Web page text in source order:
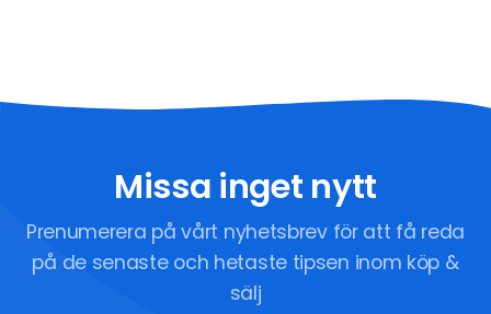
Missa inget nytt
Prenumerera på vårt nyhetsbrev för att få reda
på de senaste och hetaste tipsen inom köp &
sälj